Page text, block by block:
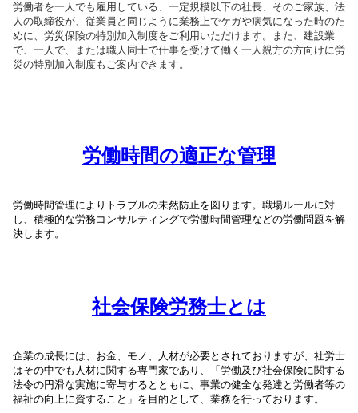
労働者を一人でも雇用している、一定規模以下の社長、そのご家族、法
人の取締役が、従業員と同じように業務上でケガや病気になった時のた
めに、労災保険の特別加入制度をご利用いただけます。また、 建設業
で、一人で、または職人同士で仕事を受けて働く一人親方の方向けに労
災の特別加入制度もご案内できます。
労働時間の適正な管理
労働時間管理によりトラブルの未然防止を図ります。職場ルールに対
し、積極的な労務コンサルティングで労働時間管理などの労働問題を解
決します。
社会保険労務士とは
企業の成長には、お金、モノ、人材が必要とされておりますが、社労士
はその中でも人材に関する専門家であり、「労働及び社会保険に関する
法令の円滑な実施に寄与するとともに、事業の健全な発達と労働者等の
福祉の向上に資すること」を目的として、業務を行っております。